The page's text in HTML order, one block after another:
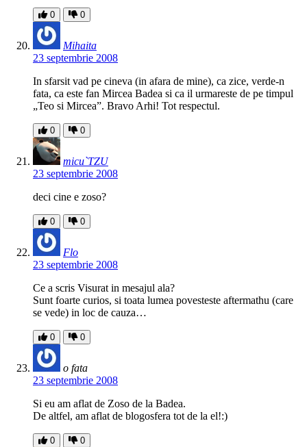
0 0
Mihaita
23 septembrie 2008
In sfarsit vad pe cineva (in afara de mine), ca zice, verde-n
fata, ca este fan Mircea Badea si ca il urmareste de pe timpul
„Teo si Mircea”. Bravo Arhi! Tot respectul.
0 0
micu`TZU
23 septembrie 2008
deci cine e zoso?
0 0
Flo
23 septembrie 2008
Ce a scris Visurat in mesajul ala?
Sunt foarte curios, si toata lumea povesteste aftermathu (care
se vede) in loc de cauza…
0 0
o fata
23 septembrie 2008
Si eu am aflat de Zoso de la Badea.
De altfel, am aflat de blogosfera tot de la el!:)
0 0